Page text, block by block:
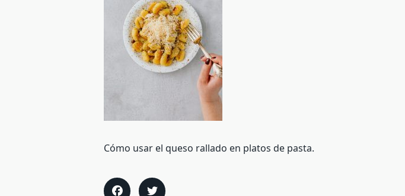
Cómo usar el queso rallado en platos de pasta.